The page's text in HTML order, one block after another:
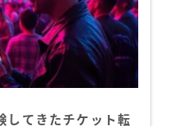
してきたチケット転